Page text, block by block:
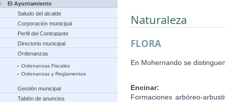
El Ayuntamiento
Saludo del alcalde
Corporación municipal
Perfil del Contratante
Directorio municipal
Ordenanzas
Ordenanzas Fiscales
Ordenanzas y Reglamentos
Gestión municipal
Tablón de anuncios
Naturaleza
FLORA
En Mohernando se
Encinar:
Formaciones arbóreo-